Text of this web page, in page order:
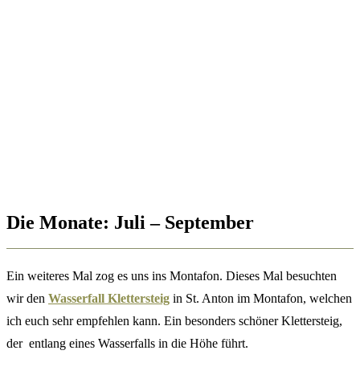
Die Monate: Juli – September
Ein weiteres Mal zog es uns ins Montafon. Dieses Mal besuchten
wir den Wasserfall Klettersteig in St. Anton im Montafon, welchen
ich euch sehr empfehlen kann. Ein besonders schöner Klettersteig,
der entlang eines Wasserfalls in die Höhe führt.